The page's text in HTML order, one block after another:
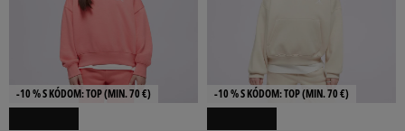
-10 % S KÓDOM: TOP (MIN. 70 €) -10 % S KÓDOM: TOP (MIN. 70 €)